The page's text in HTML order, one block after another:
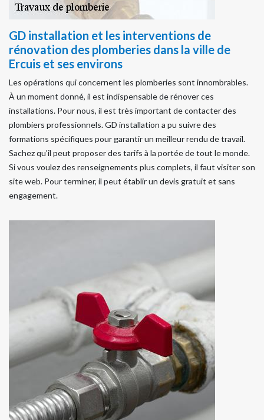
GD installation et les interventions de
rénovation des plomberies dans la ville de
Ercuis et ses environs
Les opérations qui concernent les plomberies sont innombrables.
À un moment donné, il est indispensable de rénover ces
installations. Pour nous, il est très important de contacter des
plombiers professionnels. GD installation a pu suivre des
formations spécifiques pour garantir un meilleur rendu de travail.
Sachez qu'il peut proposer des tarifs à la portée de tout le monde.
Si vous voulez des renseignements plus complets, il faut visiter son
site web. Pour terminer, il peut établir un devis gratuit et sans
engagement.